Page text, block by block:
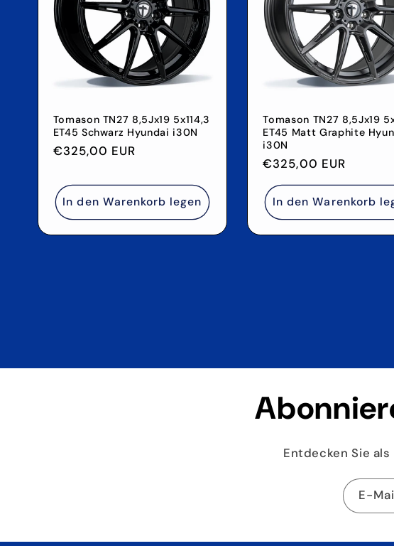
Tomason TN27 8,5Jx19 5x114,3
ET45 Schwarz Hyundai i30N
Normaler
€325,00 EUR
In den Warenkorb legen
Tomason TN27 8,5Jx19
ET45 Matt Graphite
i30N
Normaler
Preis
€325,00 EUR
In den Warenkorb
Entdecken Sie
E-